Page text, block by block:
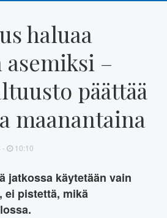
haluaa
–
päättää
maanantaina
- 10:10
jatkossa käytetään vain
ei pistettä, mikä